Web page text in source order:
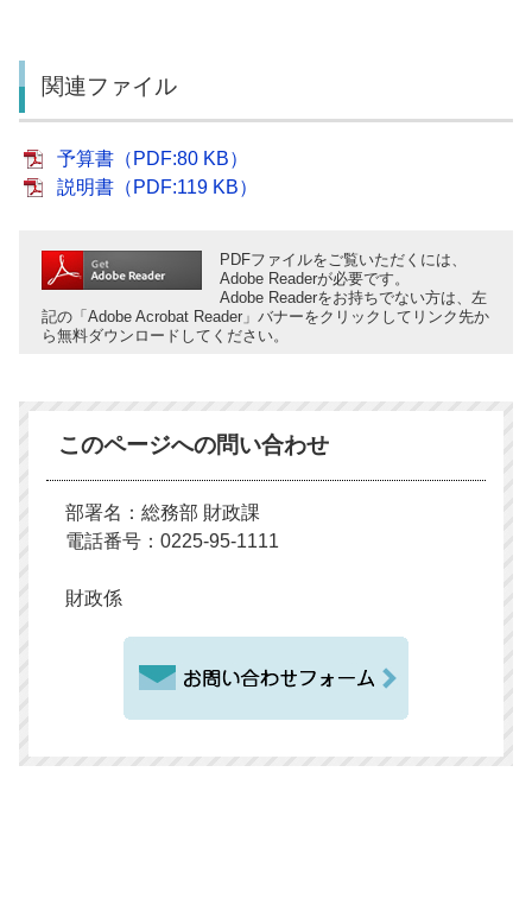
関連ファイル
予算書（PDF:80 KB）
説明書（PDF:119 KB）
PDFファイルをご覧いただくには、
Adobe Readerが必要です。
Adobe Readerをお持ちでない方は、左
記の「Adobe Acrobat Reader」バナーをクリックしてリンク先か
ら無料ダウンロードしてください。
このページへの問い合わせ
部署名：総務部 財政課
電話番号：0225-95-1111
財政係